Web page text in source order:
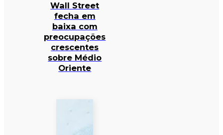
Wall Street
fecha em
baixa com
preocupações
crescentes
sobre Médio
Oriente